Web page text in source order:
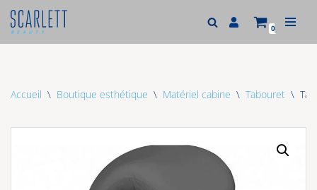
Aller
0
Accueil \ Boutique esthétique \ Matériel cabine \ Tabouret \